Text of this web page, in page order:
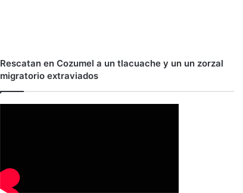
Rescatan en Cozumel a un tlacuache y un un zorzal
migratorio extraviados